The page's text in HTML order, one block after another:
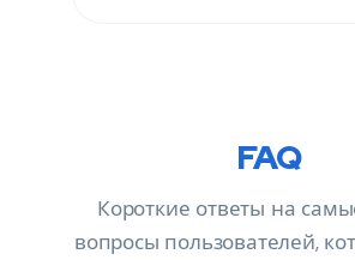
FAQ
Короткие ответы на
вопросы пользователей,